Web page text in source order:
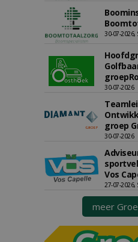
30-07-
30-07-2026
groep
30-07-2026
Vos
27-07-
meer